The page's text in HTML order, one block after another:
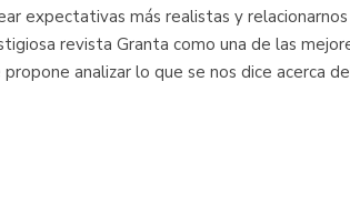
expectativas más realistas y
revista Granta como una de las
analizar lo que se nos dice acerca